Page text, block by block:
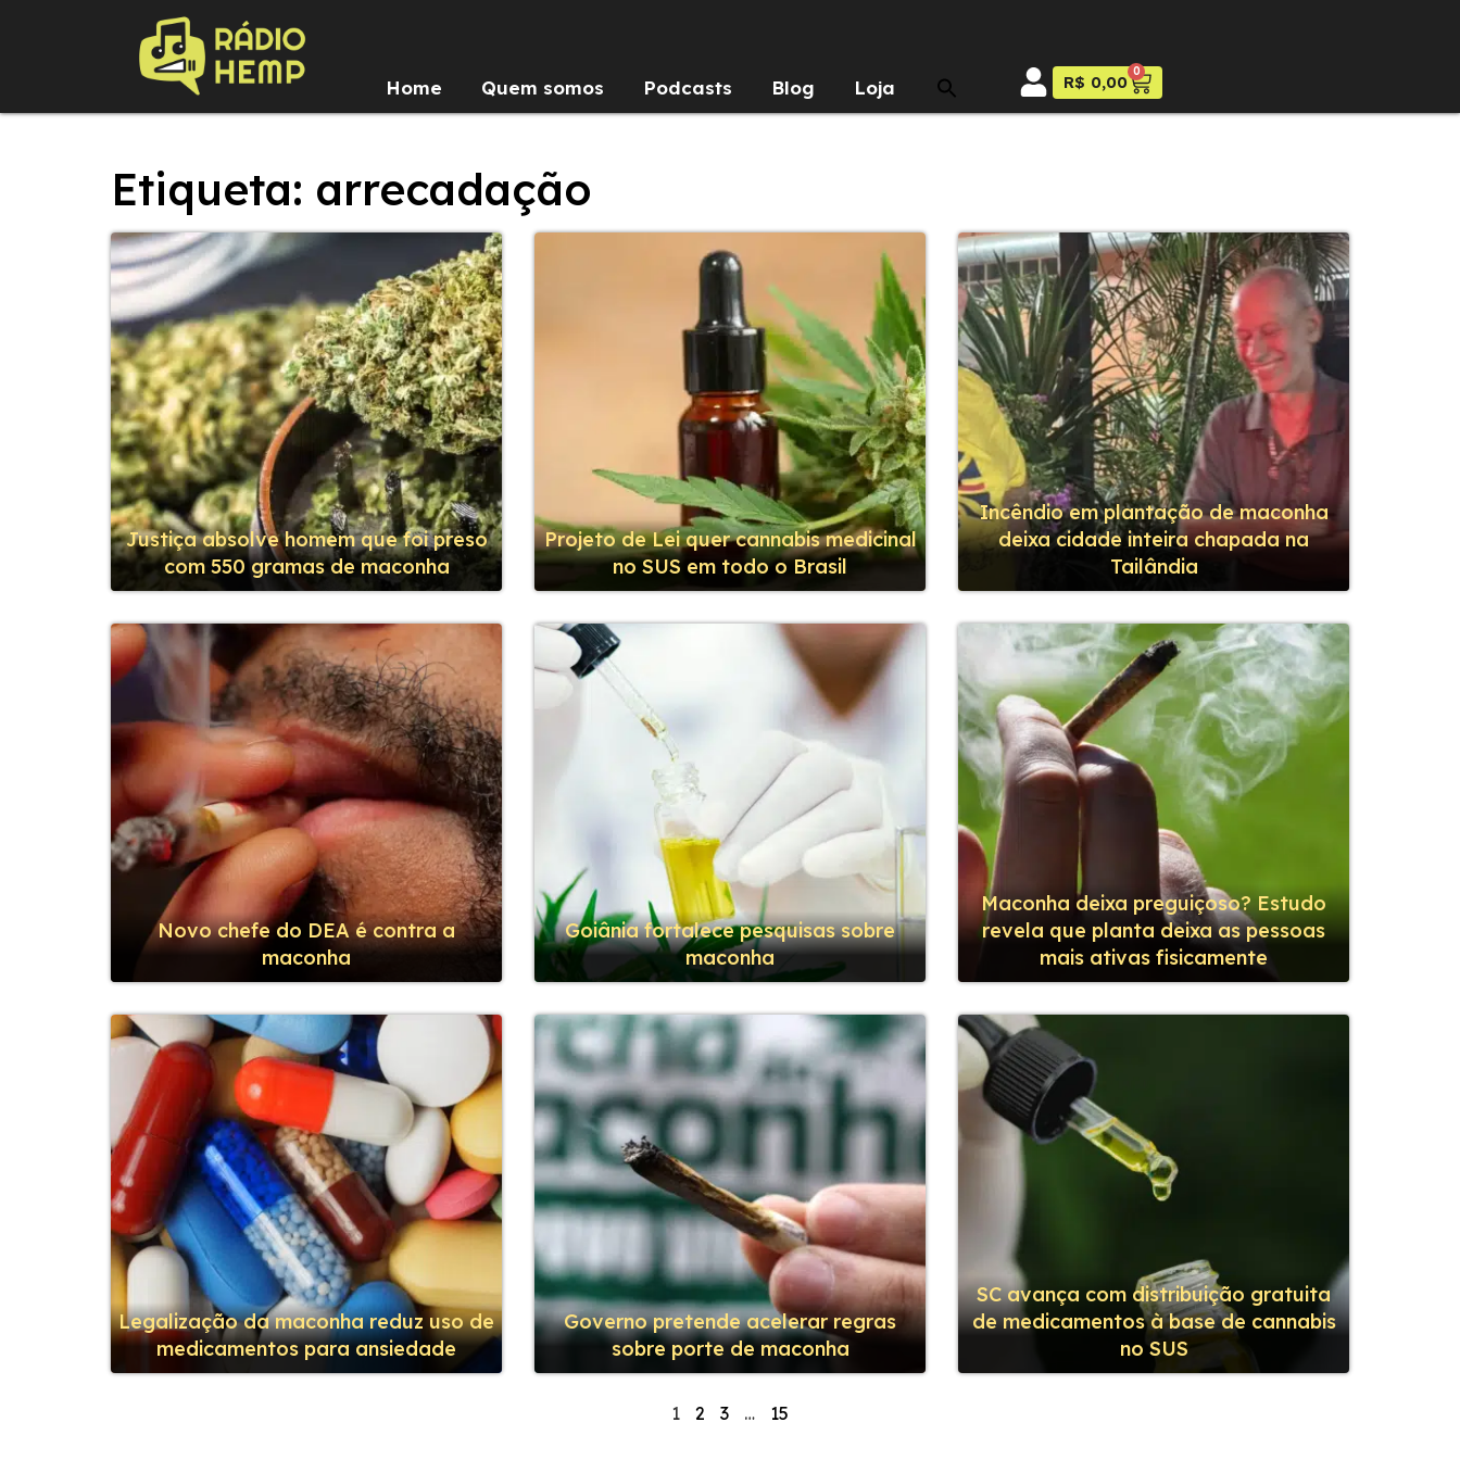
Home Quem somos Podcasts Blog Loja R$ 0,00
0
Etiqueta: arrecadação
Justiça absolve homem que foi preso
com 550 gramas de maconha
Projeto de Lei quer cannabis medicinal
no SUS em todo o Brasil
Incêndio em plantação de maconha
deixa cidade inteira chapada na
Tailândia
Novo chefe do DEA é contra a
maconha
Goiânia fortalece pesquisas sobre
maconha
Maconha deixa preguiçoso? Estudo
revela que planta deixa as pessoas
mais ativas fisicamente
Legalização da maconha reduz uso de
medicamentos para ansiedade
Governo pretende acelerar regras
sobre porte de maconha
SC avança com distribuição gratuita
de medicamentos à base de cannabis
no SUS
1 2 3 … 15